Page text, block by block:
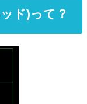
ド)って？